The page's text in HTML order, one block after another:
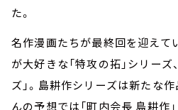
た。
名作漫画たちが最終回を迎えて
が大好きな「特攻の拓」シリーズ
ズ」。島耕作シリーズは新たな
んの予想では「町内会長 島耕作」